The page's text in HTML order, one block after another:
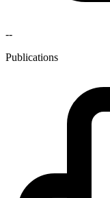
--
Publications